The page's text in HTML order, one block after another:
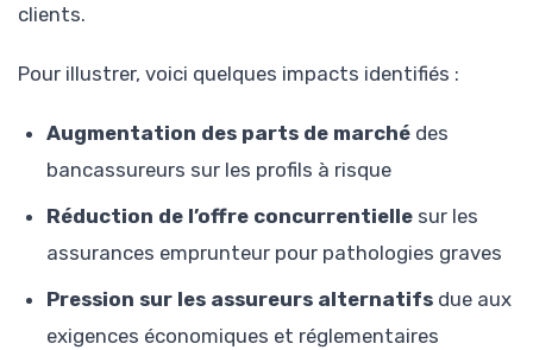
clients.
Pour illustrer, voici quelques impacts identifiés :
Augmentation des parts de marché des
bancassureurs sur les profils à risque
Réduction de l’offre concurrentielle sur les
assurances emprunteur pour pathologies graves
Pression sur les assureurs alternatifs due aux
exigences économiques et réglementaires